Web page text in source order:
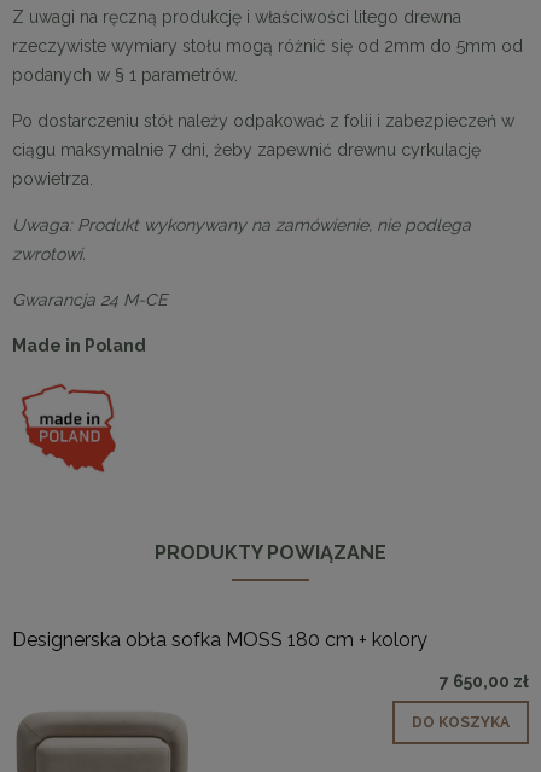
Z uwagi na ręczną produkcję i właściwości litego drewna
rzeczywiste wymiary stołu mogą różnić się od 2mm do 5mm od
podanych w § 1 parametrów.
Po dostarczeniu stół należy odpakować z folii i zabezpieczeń w
ciągu maksymalnie 7 dni, żeby zapewnić drewnu cyrkulację
powietrza.
Uwaga: Produkt wykonywany na zamówienie, nie podlega
zwrotowi.
Gwarancja 24 M-CE
Made in Poland
PRODUKTY POWIĄZANE
Designerska obła sofka MOSS 180 cm + kolory
7 650,00 zł
DO KOSZYKA